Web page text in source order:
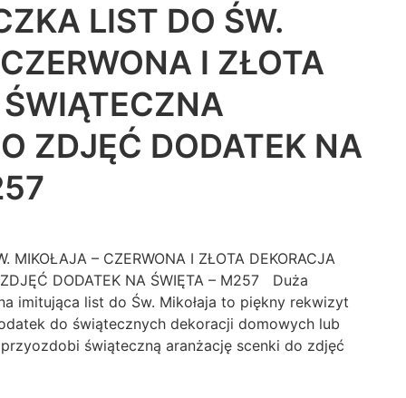
LIST DO ŚW.
I ZŁOTA
ZDJĘĆ DODATEK NA
MIKOŁAJA – CZERWONA I ZŁOTA DEKORACJA
DODATEK NA ŚWIĘTA – M257 Duża
imitująca list do Św. Mikołaja to piękny rekwizyt
do świątecznych dekoracji domowych lub
świąteczną aranżację scenki do zdjęć